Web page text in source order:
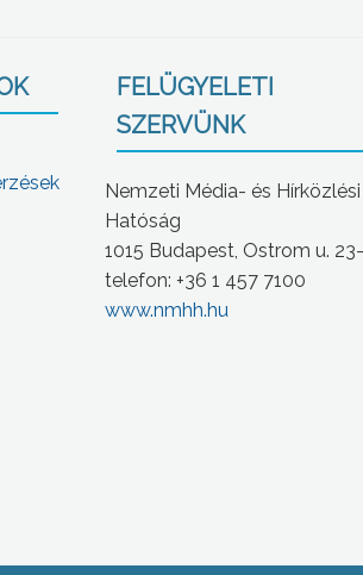
FELÜGYELETI
SZERVÜNK
Nemzeti Média- és Hírközlési
Hatóság
1015 Budapest, Ostrom u.
telefon: +36 1 457 7100
www.nmhh.hu